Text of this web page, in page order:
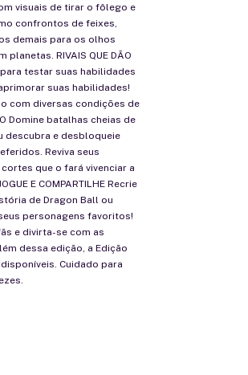
visuais de tirar o fôlego e
confrontos de feixes,
demais para os olhos
RIVAIS QUE DÃO
testar suas habilidades
suas habilidades!
com diversas condições de
Domine batalhas cheias de
descubra e desbloqueie
Reviva seus
que o fará vivenciar a
E COMPARTILHE Recrie
de Dragon Ball ou
personagens favoritos!
e divirta-se com as
dessa edição, a Edição
Cuidado para